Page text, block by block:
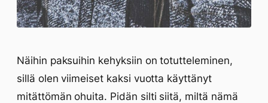
Näihin paksuihin kehyksiin on totutteleminen,
sillä olen viimeiset kaksi vuotta käyttänyt
mitättömän ohuita. Pidän silti siitä, miltä nämä